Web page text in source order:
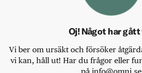
Oj! Något har gått
Vi ber om ursäkt och försöker
vi kan, håll ut! Har du frågor eller